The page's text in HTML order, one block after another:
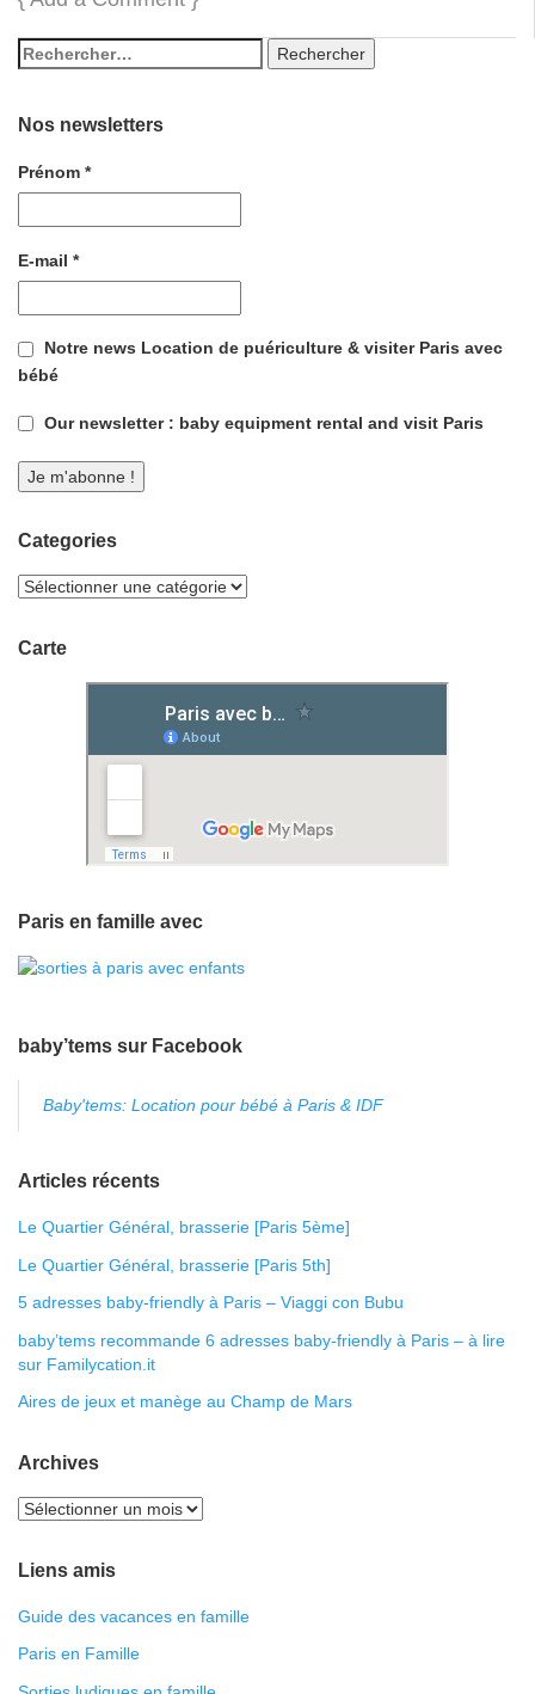
Nos newsletters
Prénom *
E-mail *
Notre news Location de puériculture & visiter Paris avec
bébé
Our newsletter : baby equipment rental and visit Paris
Categories
Carte
Paris en famille avec
baby’tems sur Facebook
Baby'tems: Location pour bébé à Paris & IDF
Articles récents
Le Quartier Général, brasserie [Paris 5ème]
Le Quartier Général, brasserie [Paris 5th]
5 adresses baby-friendly à Paris – Viaggi con Bubu
baby’tems recommande 6 adresses baby-friendly à Paris – à lire
sur Familycation.it
Aires de jeux et manège au Champ de Mars
Archives
Liens amis
Guide des vacances en famille
Paris en Famille